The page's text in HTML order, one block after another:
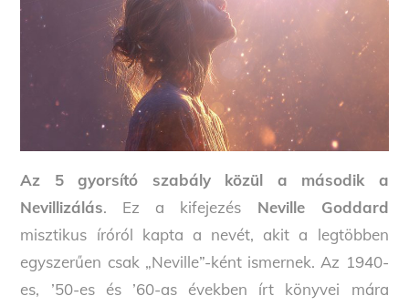
Az 5 gyorsító szabály közül a második a
Nevillizálás. Ez a kifejezésNeville Goddard
misztikus íróról kapta a nevét, akit a legtöbben
egyszerűen csak „Neville”-ként ismernek. Az 1940-
es, ’50-es és ’60-as években írt könyvei mára